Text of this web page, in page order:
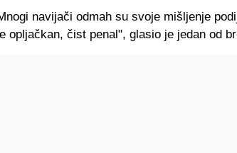
navijači odmah su svoje mišljenje
opljačkan, čist penal", glasio je jedan od